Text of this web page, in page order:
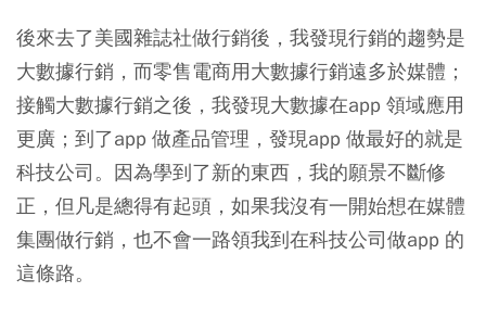
後來去了美國雜誌社做行銷後，我發現行銷的趨勢是
大數據行銷，而零售電商用大數據行銷遠多於媒體；
接觸大數據行銷之後，我發現大數據在app 領域應用
更廣；到了app 做產品管理，發現app 做最好的就是
科技公司。因為學到了新的東西，我的願景不斷修
正，但凡是總得有起頭，如果我沒有一開始想在媒體
集團做行銷，也不會一路領我到在科技公司做app 的
這條路。